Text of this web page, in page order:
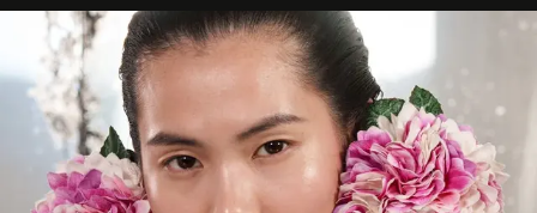
moment van verwondering.